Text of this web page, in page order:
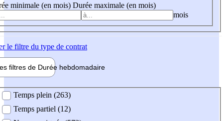
minimale (en mois) Durée maximale (en mois)
mois
le filtre du type de contrat
filtres de Durée hebdomadaire
Temps plein (263)
Temps partiel (12)